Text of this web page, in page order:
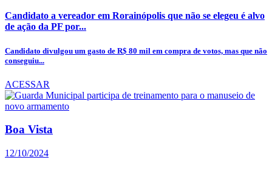
Candidato a vereador em Rorainópolis que não se elegeu é alvo
de ação da PF por...
Candidato divulgou um gasto de R$ 80 mil em compra de votos, mas que não
conseguiu...
ACESSAR
Boa Vista
12/10/2024